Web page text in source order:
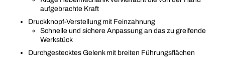
aufgebrachte Kraft
Druckknopf-Verstellung mit Feinzahnung
Schnelle und sichere Anpassung an das zu greifende
Werkstück
Durchgestecktes Gelenk mit breiten Führungsflächen